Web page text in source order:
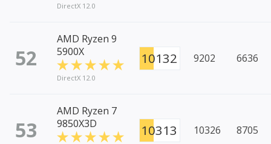
DirectX 12.0
52
AMD Ryzen 9
5900X
DirectX 12.0
10132 9202 6636
53
AMD Ryzen 7
9850X3D
10313 10326 8705